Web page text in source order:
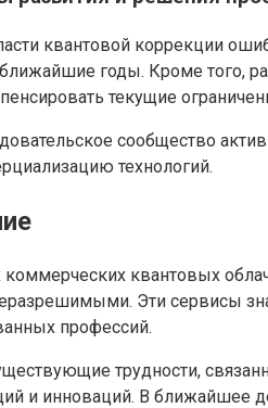
квантовой коррекции
годы. Кроме того,
текущие
сообщество
технологий.
квантовых
Эти сервисы
профессий.
трудности,
и инноваций. В ближайшее